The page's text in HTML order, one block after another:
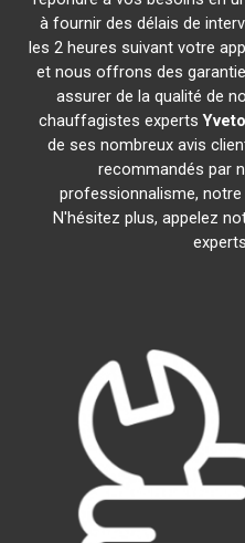
à fournir des délais de
les 2 heures suivant votre
et nous offrons des
assurer de la qualité de
chauffagistes experts
de ses nombreux avis
recommandés par
professionnalisme,
N'hésitez plus, appelez